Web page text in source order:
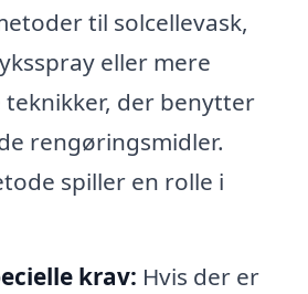
til solcellevask,
eller mere
teknikker, der benytter
rengøringsmidler.
spiller en rolle i
krav: Hvis der er